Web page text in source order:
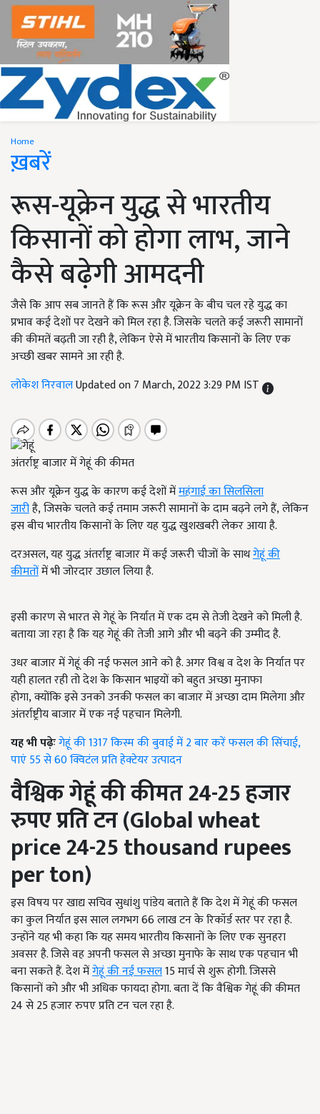
Home
ख़बरें
रूस-यूक्रेन युद्ध से भारतीय
किसानों को होगा लाभ, जाने
कैसे बढ़ेगी आमदनी
जैसे कि आप सब जानते हैं कि रूस और यूक्रेन के बीच चल रहे युद्ध का
प्रभाव कई देशों पर देखने को मिल रहा है. जिसके चलते कई जरूरी सामानों
की कीमतें बढ़ती जा रही है, लेकिन ऐसे में भारतीय किसानों के लिए एक
अच्छी खबर सामने आ रही है.
लोकेश निरवालUpdated on 7 March, 2022 3:29 PM IST
अंतर्राष्ट्र बाजार में गेहूं की कीमत
रूस और यूक्रेन युद्ध के कारण कई देशों मेंमहंगाई का सिलसिला
जारीहै, जिसके चलते कई तमाम जरूरी सामानों के दाम बढ़ने लगे हैं, लेकिन
इस बीच भारतीय किसानों के लिए यह युद्ध खुशखबरी लेकर आया है.
दरअसल, यह युद्ध अंतर्राष्ट्र बाजार में कई जरूरी चीजों के साथगेहूं की
कीमतोंमें भी जोरदार उछाल लिया है.
इसी कारण से भारत से गेहूं के निर्यात में एक दम से तेजी देखने को मिली है.
बताया जा रहा है कि यह गेहूं की तेजी आगे और भी बढ़ने की उम्मीद है.
उधर बाजार में गेहूं की नई फसल आने को है. अगर विश्व व देश के निर्यात पर
यही हालत रही तो देश के किसान भाइयों को बहुत अच्छा मुनाफा
होगा, क्योंकि इसे उनको उनकी फसल का बाजार में अच्छा दाम मिलेगा और
अंतर्राष्ट्रीय बाजार में एक नई पहचान मिलेगी.
यह भी पढ़ेःगेहूं की 1317 किस्म की बुवाई में 2 बार करें फसल की सिंचाई,
पाएं 55 से 60 क्विटंल प्रति हेक्टेयर उत्पादन
वैश्विक गेहूं की कीमत24-25हजार
रुपए प्रति टन(Global wheat
price 24-25 thousand rupees
per ton)
इस विषय पर खाद्य सचिव सुधांशु पांडेय बताते हैं कि देश में गेहूं की फसल
का कुल निर्यात इस साल लगभग 66 लाख टन के रिकॉर्ड स्तर पर रहा है.
उन्होंने यह भी कहा कि यह समय भारतीय किसानों के लिए एक सुनहरा
अवसर है. जिसे वह अपनी फसल से अच्छा मुनाफे के साथ एक पहचान भी
बना सकते हैं. देश मेंगेहूं की नई फसल15 मार्च से शुरू होगी. जिससे
किसानों को और भी अधिक फायदा होगा. बता दें कि वैश्विक गेहूं की कीमत
24 से 25 हजार रुपए प्रति टन चल रहा है.